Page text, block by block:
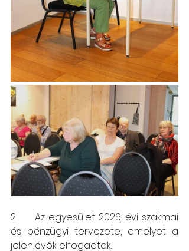
2.     Az egyesület 2026. évi szakmai
és pénzügyi tervezete, amelyet a
jelenlévők elfogadtak.